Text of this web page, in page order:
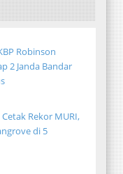
Robinson
2 Janda Bandar
Rekor MURI,
di 5